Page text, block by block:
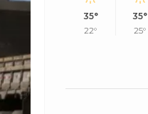
35°
22°
35°
25°